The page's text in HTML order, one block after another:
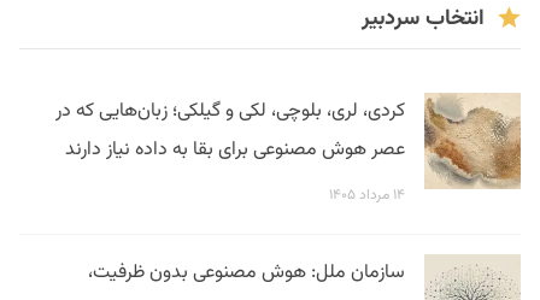
انتخاب سردبیر
کردی، لری، بلوچی، لکی و گیلکی؛ زبان‌هایی که در
عصر هوش مصنوعی برای بقا به داده نیاز دارند
۱۴ مرداد ۱۴۰۵
سازمان ملل: هوش مصنوعی بدون ظرفیت،